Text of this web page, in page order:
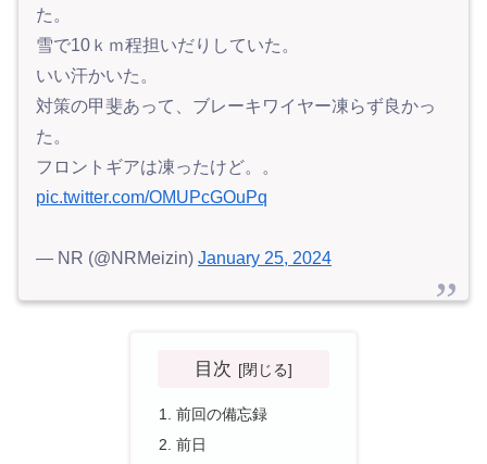
た。
雪で10ｋｍ程担いだりしていた。
いい汗かいた。
対策の甲斐あって、ブレーキワイヤー凍らず良かっ
た。
フロントギアは凍ったけど。。
pic.twitter.com/OMUPcGOuPq
— NR (@NRMeizin) January 25, 2024
目次
前回の備忘録
前日